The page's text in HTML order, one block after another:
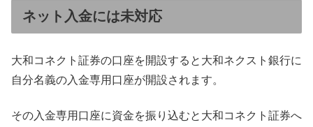
ネット入金には未対応
大和コネクト証券の口座を開設すると大和ネクスト銀行に
自分名義の入金専用口座が開設されます。
その入金専用口座に資金を振り込むと大和コネクト証券へ